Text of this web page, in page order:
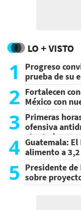
LO + VISTO
1
Progreso
prueba de su
2 Fortalecen
México con
3 Primeras
ofensiva
atentado
4 Guatemala:
alimento a
5 Presidente de
sobre